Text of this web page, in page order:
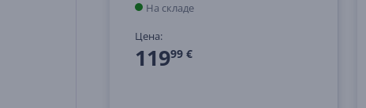
На складе
Цена:
11999 €